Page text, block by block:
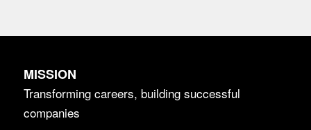
MISSION
Transforming careers, building successful
companies